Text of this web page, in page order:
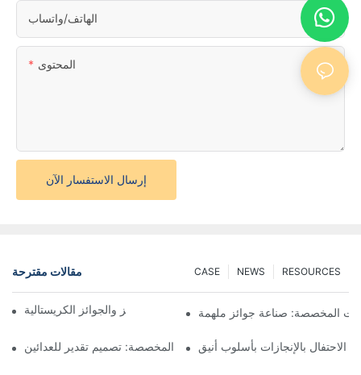
الهاتف/واتساب
المحتوى
إرسال الاستفسار الآن
مقالات مقترحة RESOURCES
NEWS
CASE
نجاح ساطع: جمال الجوائز والجوائز الكريستاليةالمخصصة: صناعة جوائز ملهمة
أفضل ميداليات السباق المخصصة: تصميم تقدير للعدائين
الاحتفال بالإنجازات بأسلوب أنيق